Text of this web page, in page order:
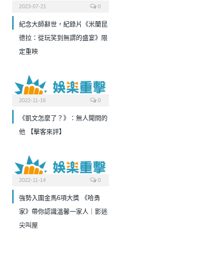
2023-07-21 0
紀念大師辭世，紀錄片《米蘭昆
德拉：從玩笑到無謂的盛宴》限
定重映
2022-11-16 0
《凱文怎麼了？》：無人聞問的
他 【擊客來評】
2022-11-14 0
強勢入圍金馬6項大獎 《哈勇
家》帶你認識溫馨一家人｜影迷
尖叫屋